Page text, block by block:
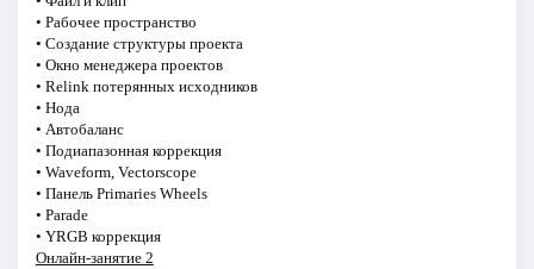
• Рабочее пространство
• Создание структуры проекта
• Окно менеджера проектов
• Relink потерянных исходников
• Нода
• Автобаланс
• Подиапазонная коррекция
• Waveform, Vectorscope
• Панель Primaries Wheels
• Parade
• YRGB коррекция
Онлайн-занятие 2